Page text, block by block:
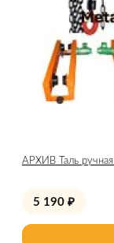
АРХИВ Таль
5 190 ₽